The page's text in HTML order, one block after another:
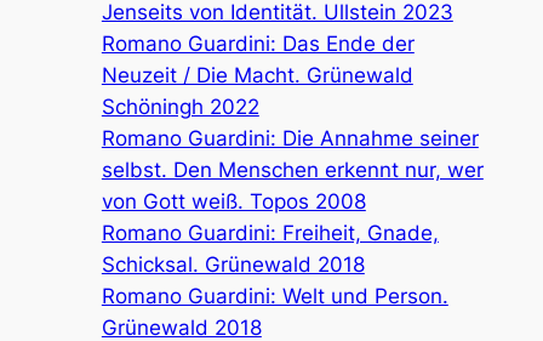
Jenseits von Identität. Ullstein 2023
Romano Guardini: Das Ende der
Neuzeit / Die Macht. Grünewald
Schöningh 2022
Romano Guardini: Die Annahme seiner
selbst. Den Menschen erkennt nur, wer
von Gott weiß. Topos 2008
Romano Guardini: Freiheit, Gnade,
Schicksal. Grünewald 2018
Romano Guardini: Welt und Person.
Grünewald 2018